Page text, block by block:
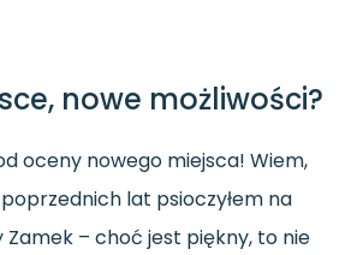
nowe możliwości?
oceny nowego miejsca! Wiem,
lat psioczyłem na
– choć jest piękny, to nie